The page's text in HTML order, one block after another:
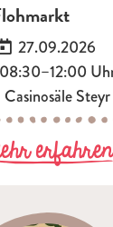
Datum:
27.09.2026
Uhrzeit:
08:30–12:00
Ort:
Casinosäle Steyr
erfahren